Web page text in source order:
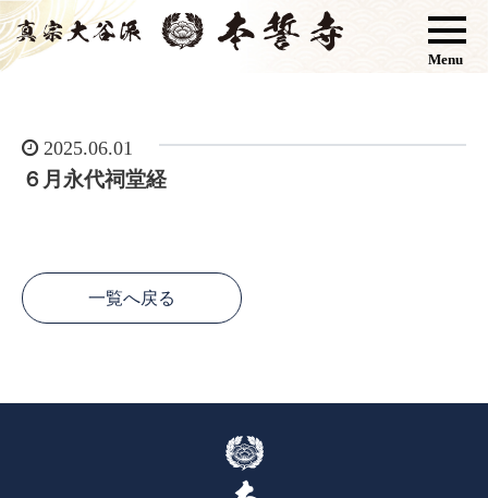
Menu
2025.06.01
６月永代祠堂経
一覧へ戻る